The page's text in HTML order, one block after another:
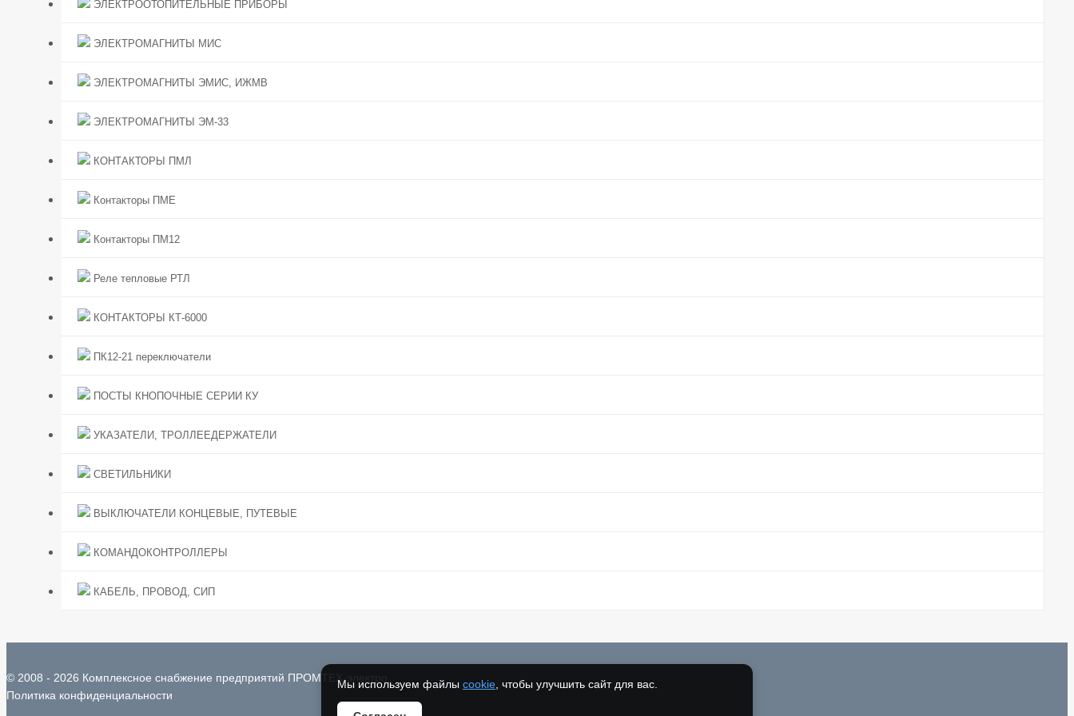
ЭЛЕКТРООТОПИТЕЛЬНЫЕ ПРИБОРЫ
ЭЛЕКТРОМАГНИТЫ МИС
ЭЛЕКТРОМАГНИТЫ ЭМИС, ИЖМВ
ЭЛЕКТРОМАГНИТЫ ЭМ-33
КОНТАКТОРЫ ПМЛ
Контакторы ПМЕ
Контакторы ПМ12
Реле тепловые РТЛ
КОНТАКТОРЫ КТ-6000
ПК12-21 переключатели
ПОСТЫ КНОПОЧНЫЕ СЕРИИ КУ
УКАЗАТЕЛИ, ТРОЛЛЕЕДЕРЖАТЕЛИ
СВЕТИЛЬНИКИ
ВЫКЛЮЧАТЕЛИ КОНЦЕВЫЕ, ПУТЕВЫЕ
КОМАНДОКОНТРОЛЛЕРЫ
КАБЕЛЬ, ПРОВОД, СИП
© 2008 - 2026 Комплексное снабжение предприятий ПРОМТЕХ-электро
Политика конфиденциальности
Мы используем файлы cookie , чтобы улучшить сайт для вас.